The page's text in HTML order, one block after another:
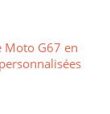
Moto G67 en